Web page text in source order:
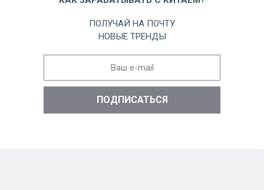
ПОЛУЧАЙ НА ПОЧТУ
НОВЫЕ ТРЕНДЫ